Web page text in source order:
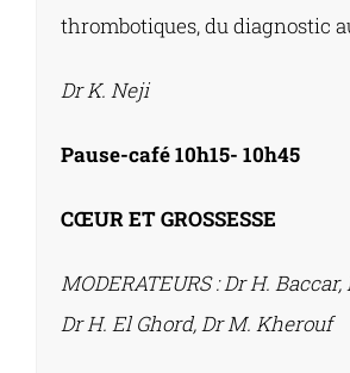
thrombotiques, du diagnostic
Dr K. Neji
Pause-café 10h15- 10h45
CŒUR ET GROSSESSE
MODERATEURS :DrH. Baccar,
Dr H. El Ghord, Dr M. Kherouf